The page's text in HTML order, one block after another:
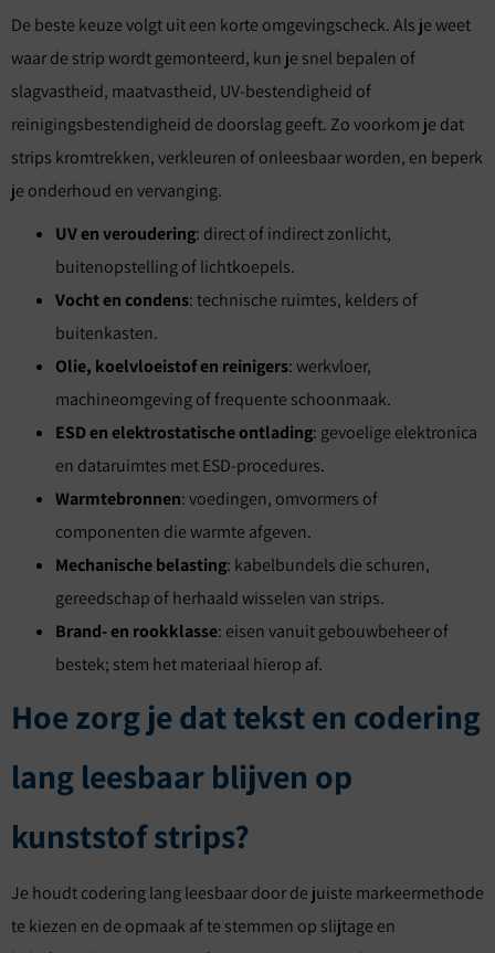
De beste keuze volgt uit een korte omgevingscheck. Als je weet
waar de strip wordt gemonteerd, kun je snel bepalen of
slagvastheid, maatvastheid, UV-bestendigheid of
reinigingsbestendigheid de doorslag geeft. Zo voorkom je dat
strips kromtrekken, verkleuren of onleesbaar worden, en beperk
je onderhoud en vervanging.
UV en veroudering: direct of indirect zonlicht,
buitenopstelling of lichtkoepels.
Vocht en condens: technische ruimtes, kelders of
buitenkasten.
Olie, koelvloeistof en reinigers: werkvloer,
machineomgeving of frequente schoonmaak.
ESD en elektrostatische ontlading: gevoelige elektronica
en dataruimtes met ESD-procedures.
Warmtebronnen: voedingen, omvormers of
componenten die warmte afgeven.
Mechanische belasting: kabelbundels die schuren,
gereedschap of herhaald wisselen van strips.
Brand- en rookklasse: eisen vanuit gebouwbeheer of
bestek; stem het materiaal hierop af.
Hoe zorg je dat tekst en codering
lang leesbaar blijven op
kunststof strips?
Je houdt codering lang leesbaar door de juiste markeermethode
te kiezen en de opmaak af te stemmen op slijtage en